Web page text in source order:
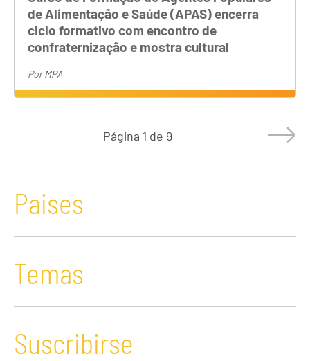
de Alimentação e Saúde (APAS) encerra
ciclo formativo com encontro de
confraternização e mostra cultural
PorMPA
Página 1 de 9
Paises
Temas
Suscribirse